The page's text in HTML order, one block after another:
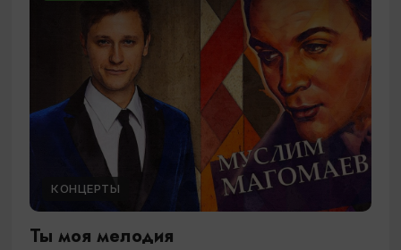
КОНЦЕРТЫ
Ты моя мелодия